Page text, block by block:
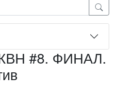
#8. ФИНАЛ.